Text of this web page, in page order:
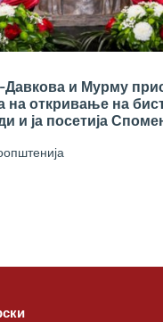
и Мурму
на откривање на
и ја посетија